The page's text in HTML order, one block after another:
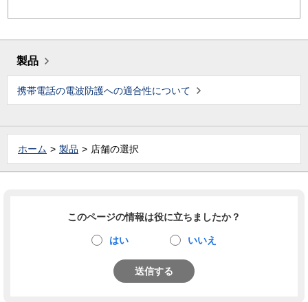
製品
携帯電話の電波防護への適合性について
ホーム 製品 店舗の選択
このページの情報は役に立ちましたか？
はい いいえ
送信する